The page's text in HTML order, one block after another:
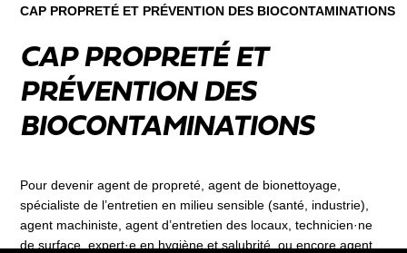
CAP PROPRETÉ ET PRÉVENTION DES BIOCONTAMINATIONS
CAP PROPRETÉ ET
PRÉVENTION DES
BIOCONTAMINATIONS
Pour devenir agent de propreté, agent de bionettoyage,
spécialiste de l’entretien en milieu sensible (santé, industrie),
agent machiniste, agent d’entretien des locaux, technicien·ne
de surface, expert·e en hygiène et salubrité, ou encore agent